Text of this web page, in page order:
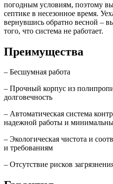
погодным условиям, поэтому
септике в несезонное время.
вернувшись обратно весной –
того, что система не работает.
Преимущества
– Бесшумная работа
– Прочный корпус из
долговечность
– Автоматическая система
надежной работы и
– Экологическая чистота и
и требованиям
– Отсутствие рисков